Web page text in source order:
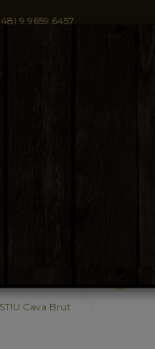
9 9659.6457
Cava Brut